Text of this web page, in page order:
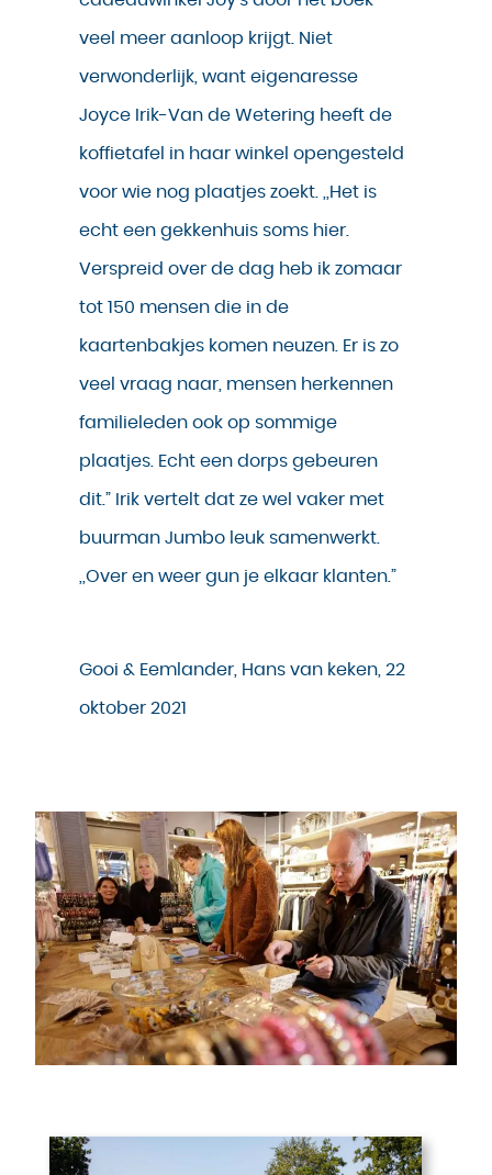
veel meer aanloop krijgt. Niet
verwonderlijk, want eigenaresse
Joyce Irik-Van de Wetering heeft de
koffietafel in haar winkel opengesteld
voor wie nog plaatjes zoekt. ,,Het is
echt een gekkenhuis soms hier.
Verspreid over de dag heb ik zomaar
tot 150 mensen die in de
kaartenbakjes komen neuzen. Er is zo
veel vraag naar, mensen herkennen
familieleden ook op sommige
plaatjes. Echt een dorps gebeuren
dit.” Irik vertelt dat ze wel vaker met
buurman Jumbo leuk samenwerkt.
,,Over en weer gun je elkaar klanten.”
Gooi & Eemlander, Hans van keken, 22
oktober 2021